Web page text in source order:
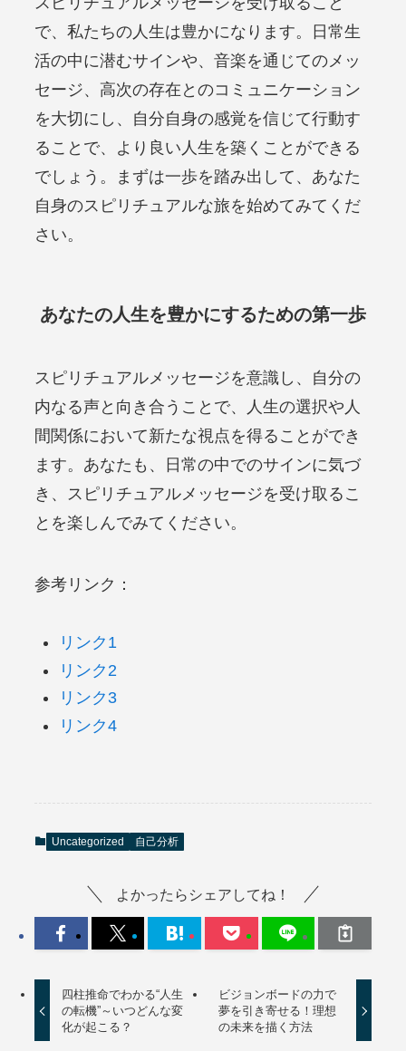
で、私たちの人生は豊かになります。日常生
活の中に潜むサインや、音楽を通じてのメッ
セージ、高次の存在とのコミュニケーション
を大切にし、自分自身の感覚を信じて行動す
ることで、より良い人生を築くことができる
でしょう。まずは一歩を踏み出して、あなた
自身のスピリチュアルな旅を始めてみてくだ
さい。
あなたの人生を豊かにするための第一歩
スピリチュアルメッセージを意識し、自分の
内なる声と向き合うことで、人生の選択や人
間関係において新たな視点を得ることができ
ます。あなたも、日常の中でのサインに気づ
き、スピリチュアルメッセージを受け取るこ
とを楽しんでみてください。
参考リンク：
リンク1
リンク2
リンク3
リンク4
Uncategorized 自己分析
よかったらシェアしてね！
四柱推命でわかる“人生
の転機”～いつどんな変
化が起こる？
ビジョンボードの力で
夢を引き寄せる！理想
の未来を描く方法